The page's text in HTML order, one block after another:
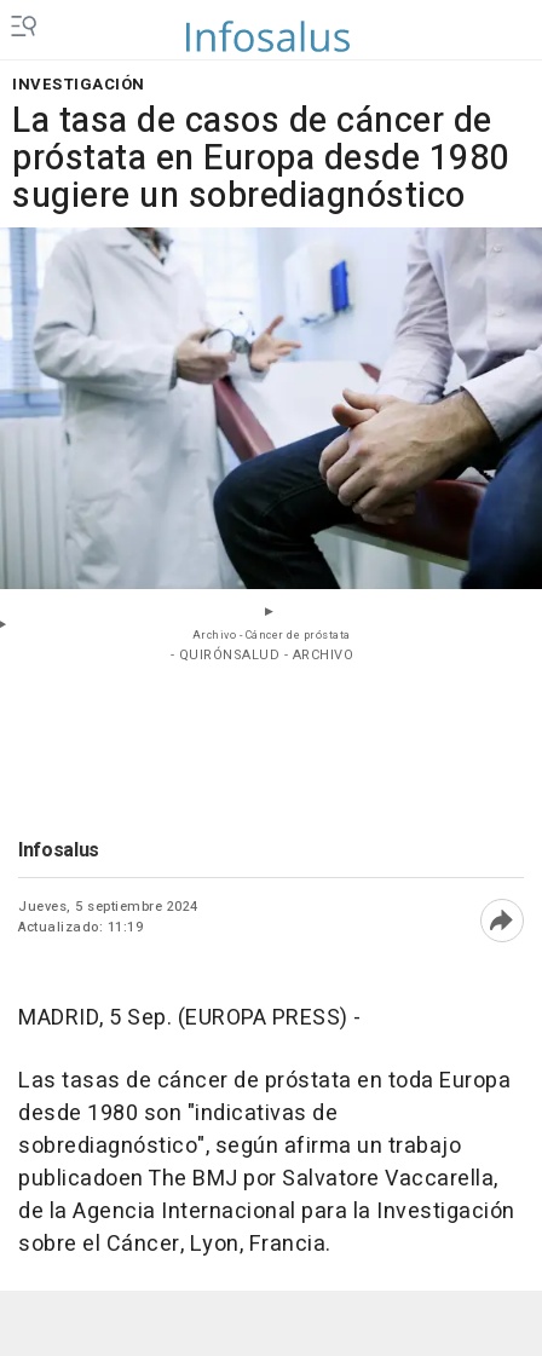
INVESTIGACIÓN
La tasa de casos de cáncer de
próstata en Europa desde 1980
sugiere un sobrediagnóstico
Archivo - Cáncer de próstata
- QUIRÓNSALUD - ARCHIVO
Infosalus
Jueves, 5 septiembre 2024
Actualizado: 11:19
MADRID, 5 Sep. (EUROPA PRESS) -
Las tasas de cáncer de próstata en toda Europa
desde 1980 son "indicativas de
sobrediagnóstico", según afirma un trabajo
publicadoen The BMJ por Salvatore Vaccarella,
de la Agencia Internacional para la Investigación
sobre el Cáncer, Lyon, Francia.